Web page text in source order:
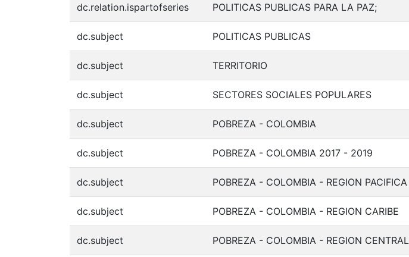
dc.relation.ispartofseries POLITICAS PUBLICAS PARA LA PAZ;
dc.subject POLITICAS PUBLICAS
dc.subject TERRITORIO
dc.subject SECTORES SOCIALES POPULARES
dc.subject POBREZA - COLOMBIA
dc.subject POBREZA - COLOMBIA 2017 - 2019
dc.subject POBREZA - COLOMBIA - REGION PACIFICA
dc.subject POBREZA - COLOMBIA - REGION CARIBE
dc.subject POBREZA - COLOMBIA - REGION CENTRAL